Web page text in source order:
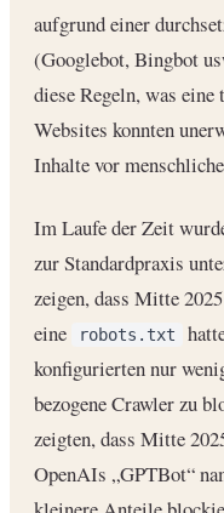
aufgrund einer
(Googlebot, Bingbot
diese Regeln, was
Websites konnten
Inhalte vor
Im Laufe der Zeit
zur Standardpraxis
zeigen, dass Mitte
eine
robots.txt
konfigurierten nur
bezogene Crawler zu
zeigten, dass Mitte
OpenAIs „GPTBot“